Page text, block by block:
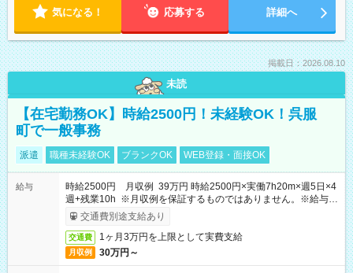
気になる！ 応募する 詳細へ
掲載日：2026.08.10
未読
【在宅勤務OK】時給2500円！未経験OK！呉服
町で一般事務
派遣 職種未経験OK ブランクOK WEB登録・面接OK
給与
時給2500円 月収例 39万円 時給2500円×実働7h20m×週5日×4
週+残業10h ※月収例を保証するものではありません。※給与即
受取りサービス利用可（利用条件有）
交通費別途支給あり
交通費 1ヶ月3万円を上限として実費支給
月収例 30万円～